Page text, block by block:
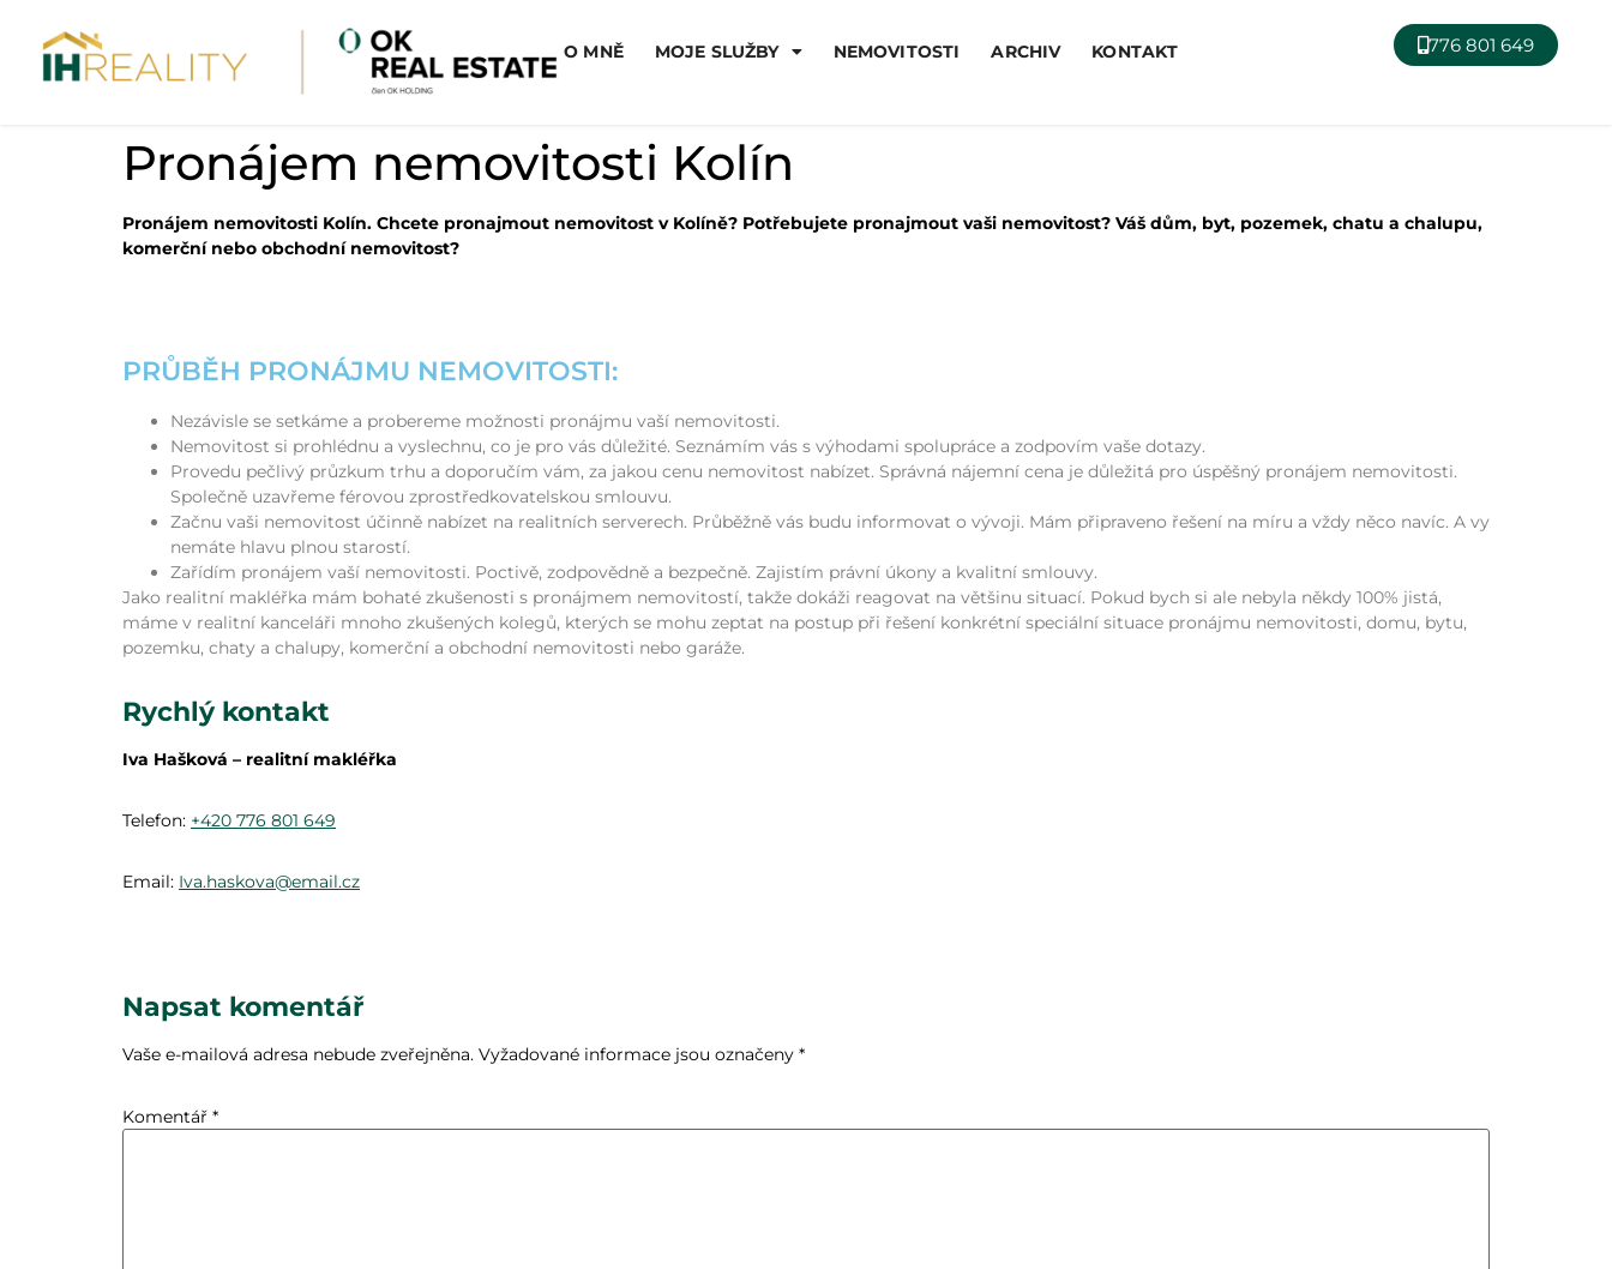
O MNĚ MOJE SLUŽBY NEMOVITOSTI ARCHIV KONTAKT 776 801 649
Pronájem nemovitosti Kolín
Pronájem nemovitosti Kolín. Chcete pronajmout nemovitost v Kolíně? Potřebujete pronajmout vaši nemovitost? Váš dům, byt, pozemek, chatu a chalupu,
komerční nebo obchodní nemovitost?
PRŮBĚH PRONÁJMU NEMOVITOSTI:
Nezávisle se setkáme a probereme možnosti pronájmu vaší nemovitosti.
Nemovitost si prohlédnu a vyslechnu, co je pro vás důležité. Seznámím vás s výhodami spolupráce a zodpovím vaše dotazy.
Provedu pečlivý průzkum trhu a doporučím vám, za jakou cenu nemovitost nabízet. Správná nájemní cena je důležitá pro úspěšný pronájem nemovitosti.
Společně uzavřeme férovou zprostředkovatelskou smlouvu.
Začnu vaši nemovitost účinně nabízet na realitních serverech. Průběžně vás budu informovat o vývoji. Mám připraveno řešení na míru a vždy něco navíc. A vy
nemáte hlavu plnou starostí.
Zařídím pronájem vaší nemovitosti. Poctivě, zodpovědně a bezpečně. Zajistím právní úkony a kvalitní smlouvy.
Jako realitní makléřka mám bohaté zkušenosti s pronájmem nemovitostí, takže dokáži reagovat na většinu situací. Pokud bych si ale nebyla někdy 100% jistá,
máme v realitní kanceláři mnoho zkušených kolegů, kterých se mohu zeptat na postup při řešení konkrétní speciální situace pronájmu nemovitosti, domu, bytu,
pozemku, chaty a chalupy, komerční a obchodní nemovitosti nebo garáže.
Rychlý kontakt
Iva Hašková – realitní makléřka
Telefon: +420 776 801 649
Email: Iva.haskova@email.cz
Napsat komentář
Vaše e-mailová adresa nebude zveřejněna. Vyžadované informace jsou označeny *
Komentář *